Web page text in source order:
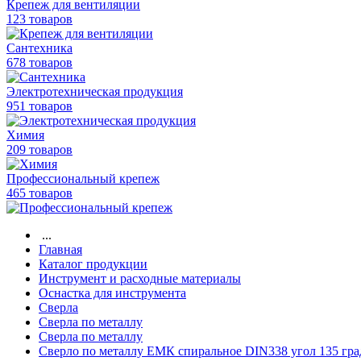
Крепеж для вентиляции
123 товаров
Сантехника
678 товаров
Электротехническая продукция
951 товаров
Химия
209 товаров
Профессиональный крепеж
465 товаров
...
Главная
Каталог продукции
Инструмент и расходные материалы
Оснастка для инструмента
Сверла
Сверла по металлу
Сверла по металлу
Сверло по металлу ЕМК спиральное DIN338 угол 135